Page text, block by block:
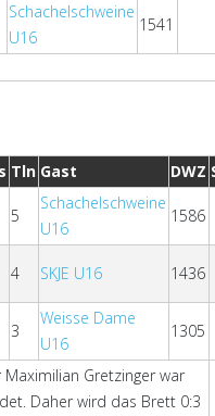
Schachelschweine
U16
1541
Tln Gast DWZ
5
Schachelschweine
U16
1586
4 SKJE U16 1436
3
Weisse Dame
U16
1305
Gretzinger war
Daher wird das Brett 0:3